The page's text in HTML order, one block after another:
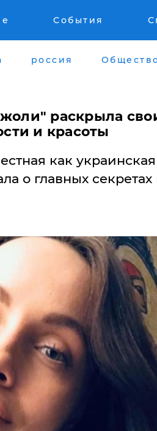
События
россия
раскрыла
и красоты
как украинская
о главных секретах